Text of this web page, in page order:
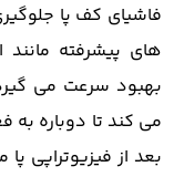
فاشیای کف پا
‌های پیشرفته مانند
بهبود سرعت می‌
می ‌کند تا دوباره به
بعد از فیزیوتراپی